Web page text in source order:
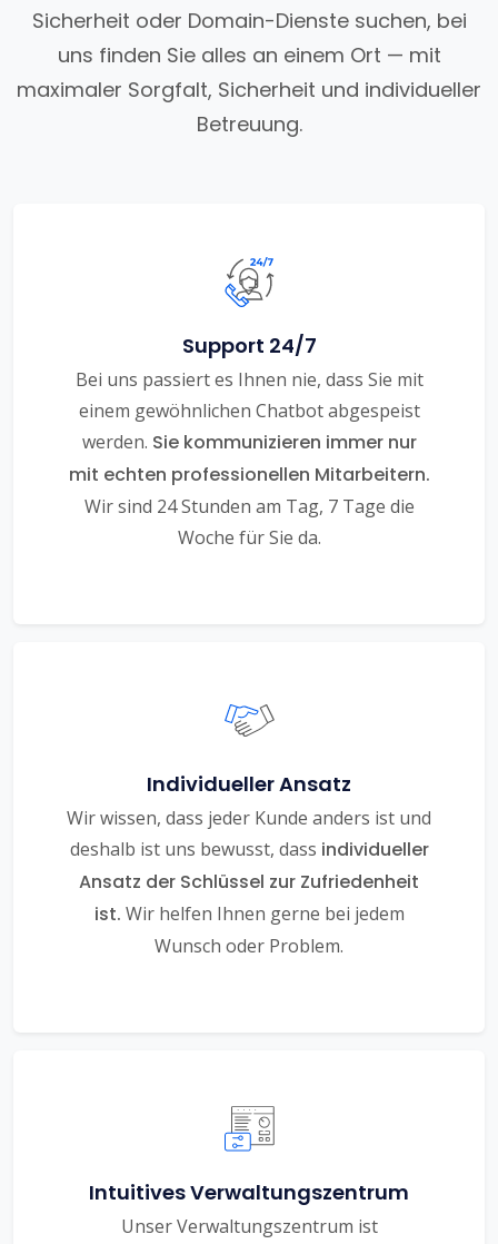
Sicherheit oder Domain-Dienste suchen, bei
uns finden Sie alles an einem Ort — mit
maximaler Sorgfalt, Sicherheit und individueller
Betreuung.
Support 24/7
Bei uns passiert es Ihnen nie, dass Sie mit
einem gewöhnlichen Chatbot abgespeist
werden. Sie kommunizieren immer nur
mit echten professionellen Mitarbeitern.
Wir sind 24 Stunden am Tag, 7 Tage die
Woche für Sie da.
Individueller Ansatz
Wir wissen, dass jeder Kunde anders ist und
deshalb ist uns bewusst, dass individueller
Ansatz der Schlüssel zur Zufriedenheit
ist. Wir helfen Ihnen gerne bei jedem
Wunsch oder Problem.
Intuitives Verwaltungszentrum
Unser Verwaltungszentrum ist